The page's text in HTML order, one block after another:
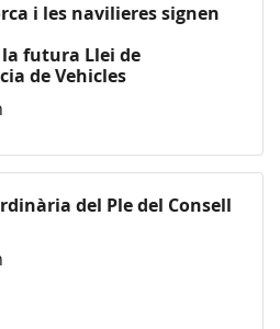
i les navilieres signen
futura Llei de
de Vehicles
del Ple del Consell